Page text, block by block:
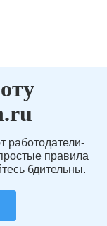
работодатели-
правила
бдительны.